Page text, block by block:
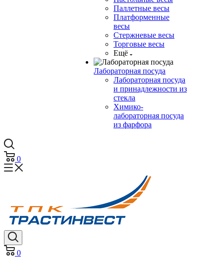
Паллетные весы
Платформенные
весы
Стержневые весы
Торговые весы
Ещё
Лабораторная посуда
Лабораторная посуда
и принадлежности из
стекла
Химико-
лабораторная посуда
из фарфора
0
0